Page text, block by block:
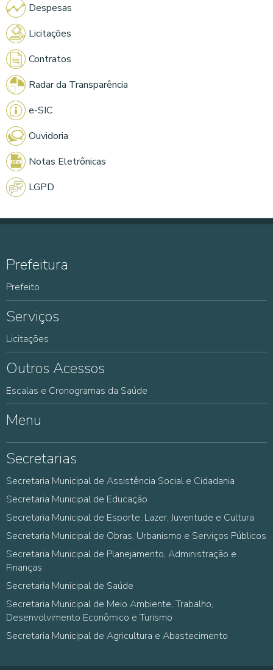
Despesas
Licitações
Contratos
Radar da Transparência
e-SIC
Ouvidoria
Notas Eletrônicas
LGPD
Prefeitura
Prefeito
Serviços
Licitações
Outros Acessos
Escalas e Cronogramas da Saúde
Menu
Secretarias
Secretaria Municipal de Assistência Social e Cidadania
Secretaria Municipal de Educação
Secretaria Municipal de Esporte, Lazer, Juventude e Cultura
Secretaria Municipal de Obras, Urbanismo e Serviços Públicos
Secretaria Municipal de Planejamento, Administração e
Finanças
Secretaria Municipal de Saúde
Secretaria Municipal de Meio Ambiente, Trabalho,
Desenvolvimento Econômico e Turismo
Secretaria Municipal de Agricultura e Abastecimento